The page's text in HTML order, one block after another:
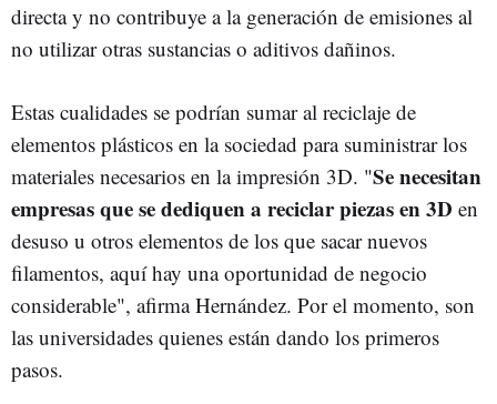
directa y no contribuye a la generación de emisiones al
no utilizar otras sustancias o aditivos dañinos.
Estas cualidades se podrían sumar al reciclaje de
elementos plásticos en la sociedad para suministrar los
materiales necesarios en la impresión 3D. "Se necesitan
empresas que se dediquen a reciclar piezas en 3D en
desuso u otros elementos de los que sacar nuevos
filamentos, aquí hay una oportunidad de negocio
considerable", afirma Hernández. Por el momento, son
las universidades quienes están dando los primeros
pasos.